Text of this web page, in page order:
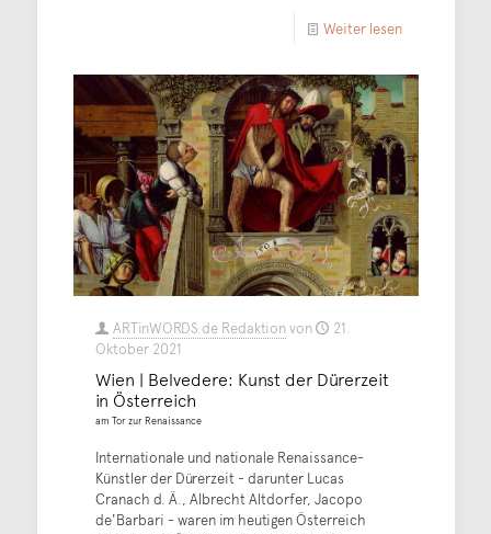
Weiter lesen
ARTinWORDS.de Redaktionvon
21.
Oktober 2021
Wien | Belvedere: Kunst der Dürerzeit
in Österreich
am Tor zur Renaissance
Internationale und nationale Renaissance-
Künstler der Dürerzeit - darunter Lucas
Cranach d. Ä., Albrecht Altdorfer, Jacopo
de'Barbari - waren im heutigen Österreich